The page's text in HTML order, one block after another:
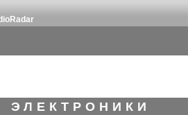
ЭЛЕКТРОНИКИ